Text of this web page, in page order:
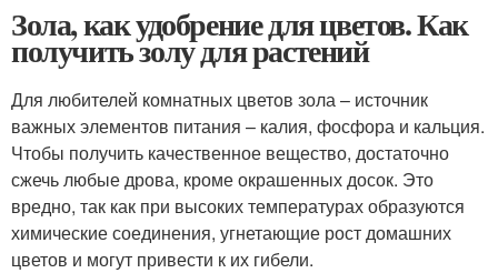
Зола, как удобрение для цветов. Как
получить золу для растений
Для любителей комнатных цветов зола – источник
важных элементов питания – калия, фосфора и кальция.
Чтобы получить качественное вещество, достаточно
сжечь любые дрова, кроме окрашенных досок. Это
вредно, так как при высоких температурах образуются
химические соединения, угнетающие рост домашних
цветов и могут привести к их гибели.